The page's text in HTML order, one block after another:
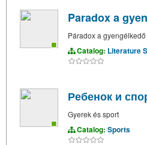
Paradox a
Páradox a
Catalog: Literature
Ребенок и
Gyerek és sport
Catalog: Sports